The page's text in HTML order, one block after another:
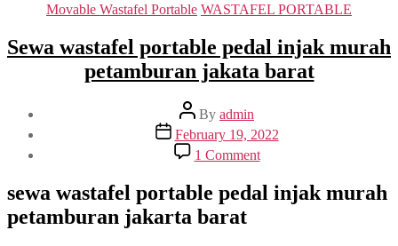
Categories
Movable Wastafel Portable WASTAFEL PORTABLE
Sewa wastafel portable pedal injak murah
petamburan jakata barat
Post
author
By admin
Post
date
February 19, 2022
1 Commenton
Sewa
wastafel
portable
sewa wastafel portable pedal injak murah
petamburan jakarta barat